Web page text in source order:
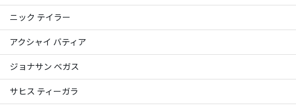
ニック テイラー
アクシャイ バティア
ジョナサン ベガス
サヒス ティーガラ